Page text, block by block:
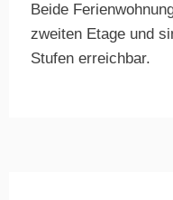
Beide
zweiten Etage und
Stufen erreichbar.